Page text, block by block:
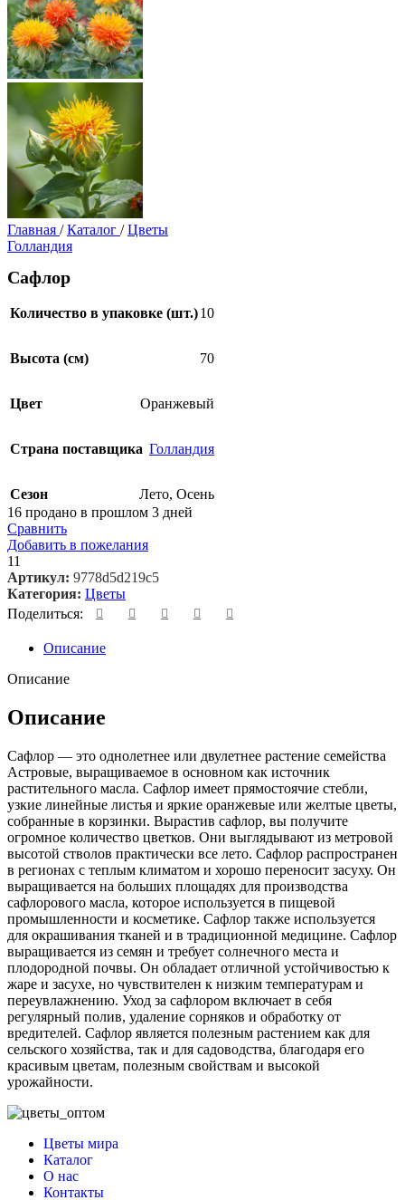
Главная / Каталог / Цветы
Голландия
Сафлор
Количество в упаковке (шт.)10
Высота (см) 70
Цвет Оранжевый
Страна поставщика Голландия
Сезон Лето, Осень
16 продано в прошлом 3 дней
Сравнить
Добавить в пожелания
11
Артикул: 9778d5d219c5
Категория: Цветы
Поделиться:
Описание
Описание
Описание
Сафлор — это однолетнее или двулетнее растение семейства
Астровые, выращиваемое в основном как источник
растительного масла. Сафлор имеет прямостоячие стебли,
узкие линейные листья и яркие оранжевые или желтые цветы,
собранные в корзинки. Вырастив сафлор, вы получите
огромное количество цветков. Они выглядывают из метровой
высотой стволов практически все лето. Сафлор распространен
в регионах с теплым климатом и хорошо переносит засуху. Он
выращивается на больших площадях для производства
сафлорового масла, которое используется в пищевой
промышленности и косметике. Сафлор также используется
для окрашивания тканей и в традиционной медицине. Сафлор
выращивается из семян и требует солнечного места и
плодородной почвы. Он обладает отличной устойчивостью к
жаре и засухе, но чувствителен к низким температурам и
переувлажнению. Уход за сафлором включает в себя
регулярный полив, удаление сорняков и обработку от
вредителей. Сафлор является полезным растением как для
сельского хозяйства, так и для садоводства, благодаря его
красивым цветам, полезным свойствам и высокой
урожайности.
Цветы мира
Каталог
О нас
Контакты